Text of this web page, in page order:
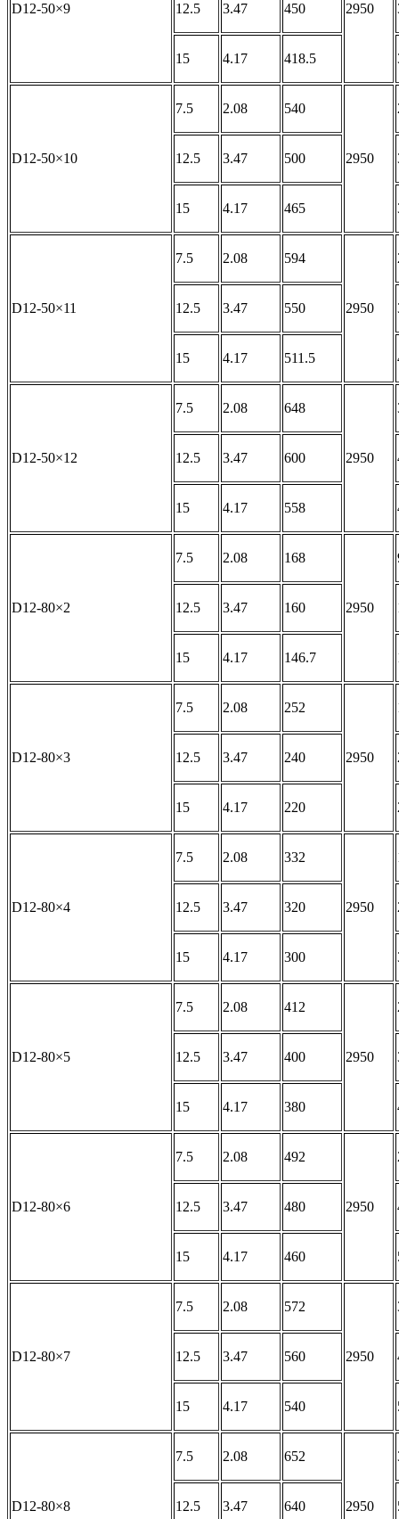
D12-50×9 2950
12.5 3.47 450
15 4.17 418.5
D12-50×10
7.5 2.08 540
2950
12.5 3.47 500
15 4.17 465
D12-50×11
7.5 2.08 594
2950
12.5 3.47 550
15 4.17 511.5
D12-50×12
7.5 2.08 648
2950
12.5 3.47 600
15 4.17 558
D12-80×2
7.5 2.08 168
2950
12.5 3.47 160
15 4.17 146.7
D12-80×3
7.5 2.08 252
2950
12.5 3.47 240
15 4.17 220
D12-80×4
7.5 2.08 332
2950
12.5 3.47 320
15 4.17 300
D12-80×5
7.5 2.08 412
2950
12.5 3.47 400
15 4.17 380
D12-80×6
7.5 2.08 492
2950
12.5 3.47 480
15 4.17 460
D12-80×7
7.5 2.08 572
2950
12.5 3.47 560
15 4.17 540
D12-80×8
7.5 2.08 652
2950
12.5 3.47 640